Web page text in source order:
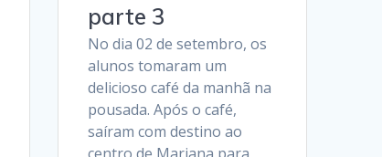
parte 3
No dia 02 de setembro, os
alunos tomaram um
delicioso café da manhã na
pousada. Após o café,
saíram com destino ao